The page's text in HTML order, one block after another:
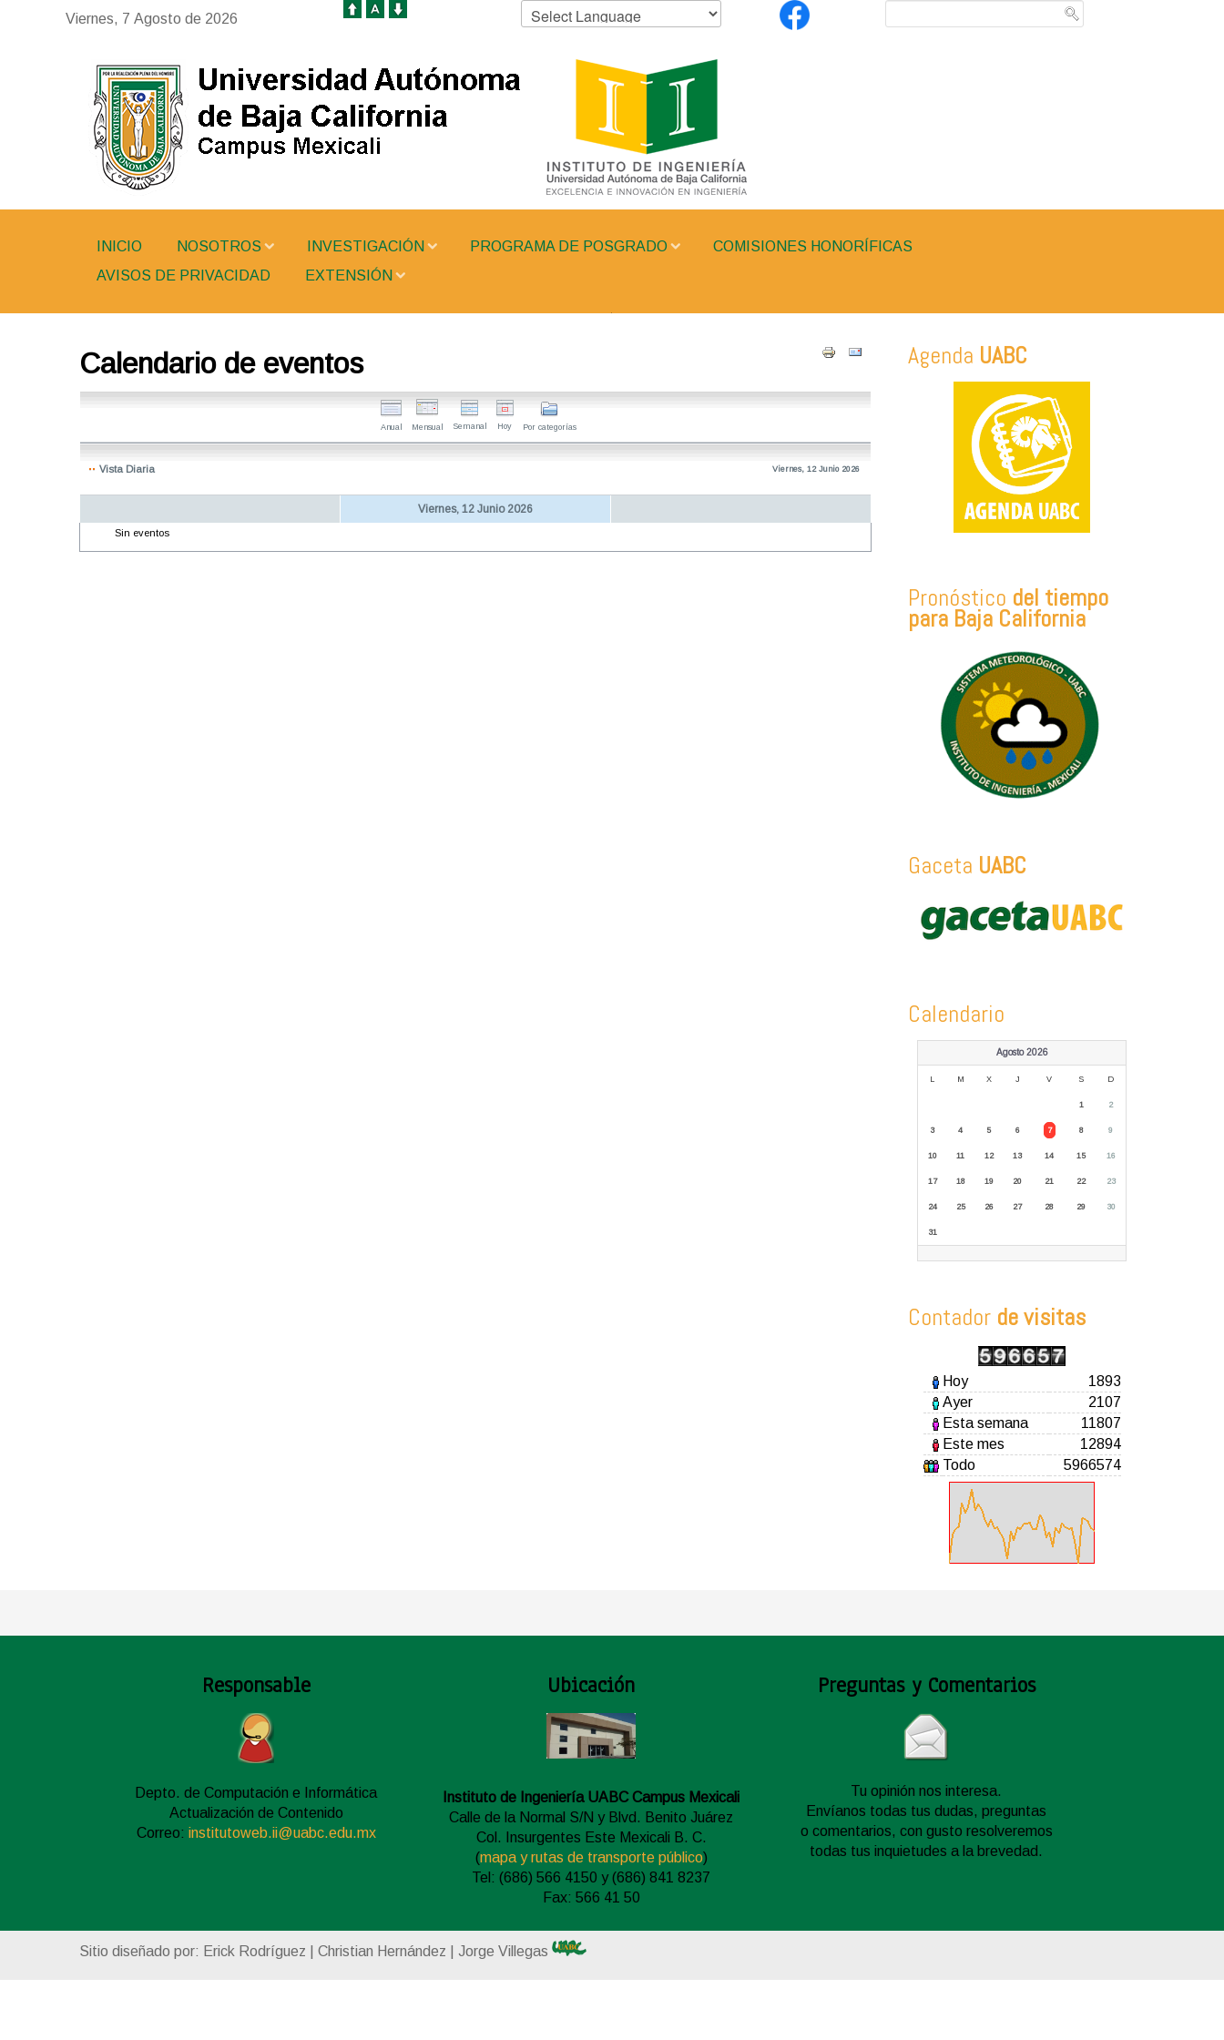
Viernes, 7 Agosto de 2026
INICIO NOSOTROS INVESTIGACIÓN PROGRAMA DE POSGRADO
COMISIONES HONORÍFICAS
AVISOS DE PRIVACIDAD
EXTENSIÓN
Calendario de eventos
Anual Mensual Semanal Hoy Por categorías
Vista Diaria Viernes, 12 Junio 2026
Viernes, 12 Junio 2026
Sin eventos
Agenda UABC
Pronóstico del tiempo
para Baja California
Gaceta UABC
Calendario
Agosto 2026
L M X J V S D
1 2
3 4 5 6 7 8 9
10 11 12 13 14 15 16
17 18 19 20 21 22 23
24 25 26 27 28 29 30
31
Contador de visitas
Hoy
1893
Ayer
2107
Esta semana
11807
Este mes
12894
Todo
5966574
Responsable
Depto. de Computación e Informática
Actualización de Contenido
Correo: institutoweb.ii@uabc.edu.mx
Ubicación
Instituto de Ingeniería UABC Campus Mexicali
Calle de la Normal S/N y Blvd. Benito Juárez
Col. Insurgentes Este Mexicali B. C.
(mapa y rutas de transporte público)
Tel: (686) 566 4150 y (686) 841 8237
Fax: 566 41 50
Preguntas y Comentarios
Tu opinión nos interesa.
Envíanos todas tus dudas, preguntas
o comentarios, con gusto resolveremos
todas tus inquietudes a la brevedad.
Sitio diseñado por: Erick Rodríguez | Christian Hernández | Jorge Villegas